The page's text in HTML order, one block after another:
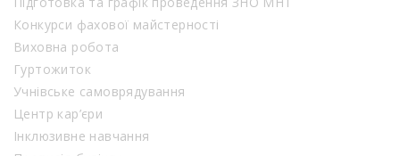
Конкурси фахової майстерності
Виховна робота
Гуртожиток
Учнівське самоврядування
Центр кар’єри
Інклюзивне навчання